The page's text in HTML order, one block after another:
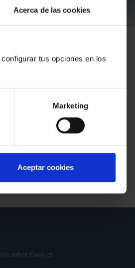
Acerca de las cookies
tus opciones en los
Marketing
Aceptar cookies
sobre Cookies